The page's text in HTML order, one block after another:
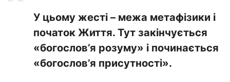
У цьому жесті – межа метафізики і
початок Життя. Тут закінчується
«богослов’я розуму» і починається
«богослов’я присутності».